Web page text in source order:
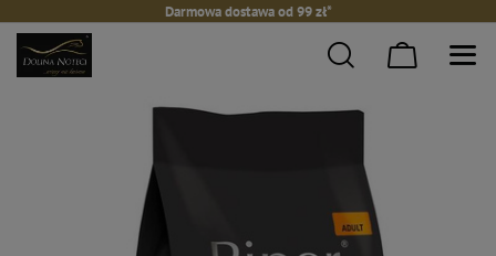
Darmowa dostawa od 99 zł*